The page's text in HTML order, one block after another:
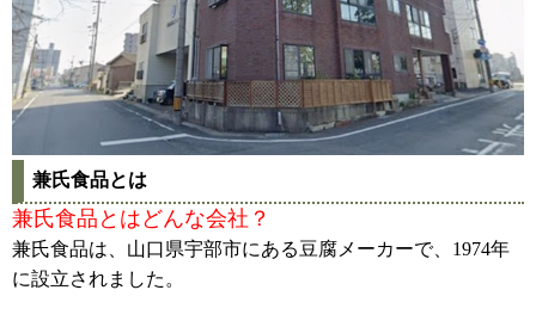
兼氏食品とは
兼氏食品とはどんな会社？
兼氏食品は、山口県宇部市にある豆腐メーカーで、1974年
に設立されました。